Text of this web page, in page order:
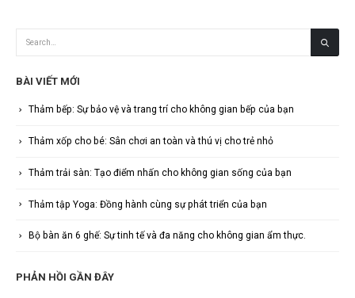
BÀI VIẾT MỚI
Thảm bếp: Sự bảo vệ và trang trí cho không gian bếp của bạn
Thảm xốp cho bé: Sân chơi an toàn và thú vị cho trẻ nhỏ
Thảm trải sàn: Tạo điểm nhấn cho không gian sống của bạn
Thảm tập Yoga: Đồng hành cùng sự phát triển của bạn
Bộ bàn ăn 6 ghế: Sự tinh tế và đa năng cho không gian ẩm thực.
PHẢN HỒI GẦN ĐÂY